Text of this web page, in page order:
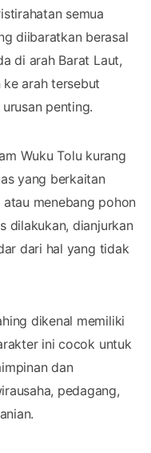
semua
diibaratkan berasal
di arah Barat Laut,
arah tersebut
penting.
Wuku Tolu kurang
yang berkaitan
menebang pohon
dilakukan, dianjurkan
dari hal yang tidak
dikenal memiliki
ini cocok untuk
dan
pedagang,